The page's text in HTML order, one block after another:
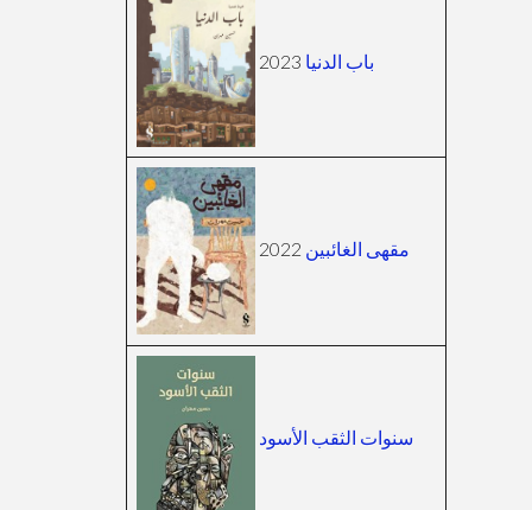
باب الدنيا
مقهى الغائبين
سنوات الثقب الأسود